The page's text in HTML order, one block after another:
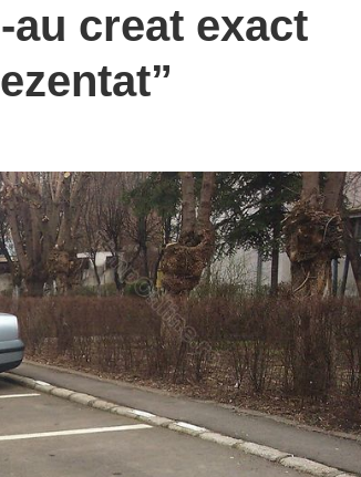
au creat exact